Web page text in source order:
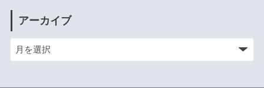
アーカイブ